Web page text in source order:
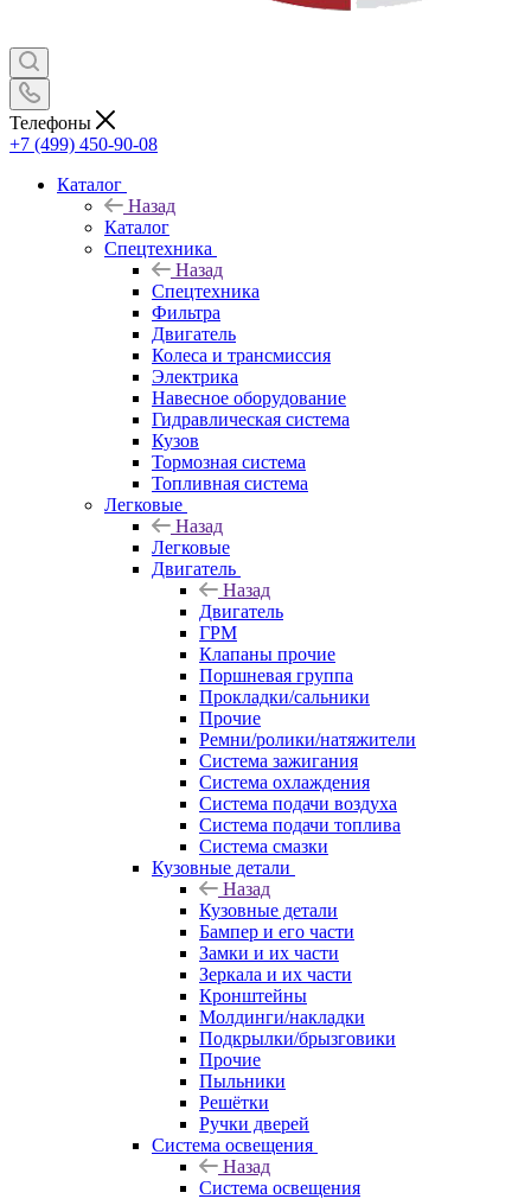
Телефоны
+7 (499) 450-90-08
Каталог
Назад
Каталог
Спецтехника
Назад
Спецтехника
Фильтра
Двигатель
Колеса и трансмиссия
Электрика
Навесное оборудование
Гидравлическая система
Кузов
Тормозная система
Топливная система
Легковые
Назад
Легковые
Двигатель
Назад
Двигатель
ГРМ
Клапаны прочие
Поршневая группа
Прокладки/сальники
Прочие
Ремни/ролики/натяжители
Система зажигания
Система охлаждения
Система подачи воздуха
Система подачи топлива
Система смазки
Кузовные детали
Назад
Кузовные детали
Бампер и его части
Замки и их части
Зеркала и их части
Кронштейны
Молдинги/накладки
Подкрылки/брызговики
Прочие
Пыльники
Решётки
Ручки дверей
Система освещения
Назад
Система освещения